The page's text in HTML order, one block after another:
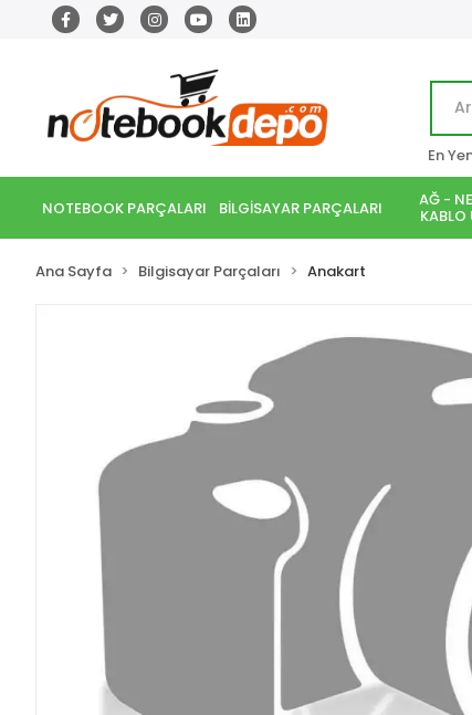
En
NOTEBOOK PARÇALARI BİLGİSAYAR PARÇALARI AĞ -
KABLO
Ana Sayfa Bilgisayar Parçaları Anakart